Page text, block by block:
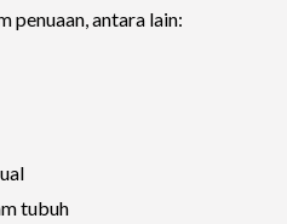
penuaan, antara lain:
tubuh